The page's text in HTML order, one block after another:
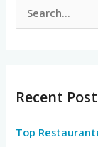
c
f
Recent
Top